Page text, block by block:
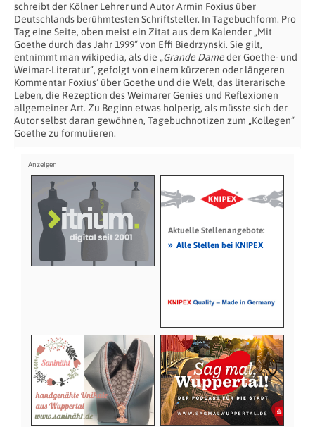
schreibt der Kölner Lehrer und Autor Armin Foxius über
Deutschlands berühmtesten Schriftsteller. In Tagebuchform. Pro
Tag eine Seite, oben meist ein Zitat aus dem Kalender „Mit
Goethe durch das Jahr 1999“ von Effi Biedrzynski. Sie gilt,
entnimmt man wikipedia, als die „Grande Dameder Goethe- und
Weimar-Literatur“, gefolgt von einem kürzeren oder längeren
Kommentar Foxius‘ über Goethe und die Welt, das literarische
Leben, die Rezeption des Weimarer Genies und Reflexionen
allgemeiner Art. Zu Beginn etwas holperig, als müsste sich der
Autor selbst daran gewöhnen, Tagebuchnotizen zum „Kollegen“
Goethe zu formulieren.
Aktuelle Stellenangebote:
» Alle Stellen bei KNIPEX